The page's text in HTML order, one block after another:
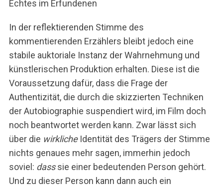
Echtes im Erfundenen
In der reflektierenden Stimme des
kommentierenden Erzählers bleibt jedoch eine
stabile auktoriale Instanz der Wahrnehmung und
künstlerischen Produktion erhalten. Diese ist die
Voraussetzung dafür, dass die Frage der
Authentizität, die durch die skizzierten Techniken
der Autobiographie suspendiert wird, im Film doch
noch beantwortet werden kann. Zwar lässt sich
über die wirklicheIdentität des Trägers der Stimme
nichts genaues mehr sagen, immerhin jedoch
soviel: dasssie einer bedeutenden Person gehört.
Und zu dieser Person kann dann auch ein